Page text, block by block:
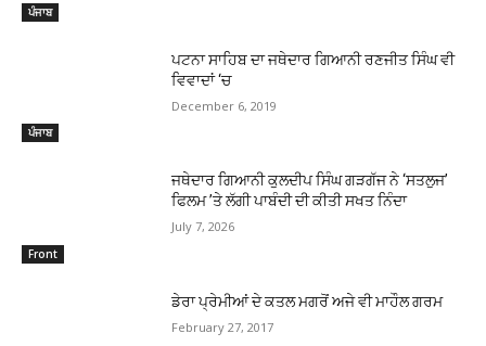
ਪੰਜਾਬ
ਪੰਜਾਬ
ਪਟਨਾ ਸਾਹਿਬ ਦਾ ਜਥੇਦਾਰ ਗਿਆਨੀ ਰਣਜੀਤ ਸਿੰਘ ਵੀ
ਵਿਵਾਦਾਂ ‘ਚ
December 6, 2019
Front
ਜਥੇਦਾਰ ਗਿਆਨੀ ਕੁਲਦੀਪ ਸਿੰਘ ਗੜਗੱਜ ਨੇ ‘ਸਤਲੁਜ’
ਫਿਲਮ ’ਤੇ ਲੱਗੀ ਪਾਬੰਦੀ ਦੀ ਕੀਤੀ ਸਖਤ ਨਿੰਦਾ
July 7, 2026
ਡੇਰਾ ਪ੍ਰੇਮੀਆਂ ਦੇ ਕਤਲ ਮਗਰੋਂ ਅਜੇ ਵੀ ਮਾਹੌਲ ਗਰਮ
February 27, 2017